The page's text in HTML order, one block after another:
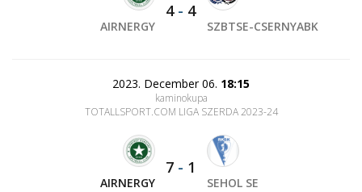
AIRNERGY
4- 4
SZBTSE-CSERNYABK
2023. December 06. 18:15
kaminokupa
TOTALLSPORT.COM LIGA SZERDA 2023-24
AIRNERGY
7 - 1
SEHOL SE